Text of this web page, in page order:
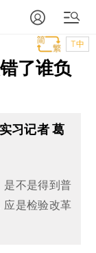
T中
了谁负
习记者 葛
是不是得到普
应是检验改革